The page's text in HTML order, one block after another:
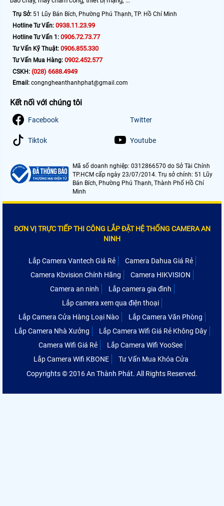
Trụ Sở: 51 Lũy Bán Bích, Phường Phú Thạnh, TP. Hồ Chí Minh
Hotline Tư Vấn: 0938.11.23.99
Hotline Tư Vấn 1: 0906.72.73.77
Tư Vấn Kỹ Thuật: 0906.855.330
Tư Vấn Mua Hàng: 0902.452.577
CSKH: (028) 6688.4949
Email: congngheanthanhphat@gmail.com
Kết nối với chúng tôi
Facebook Twitter
Tiktok Youtube
Mã số doanh nghiệp: 0312866570 do Sở Tài Chính
TP.HCM cấp ngày 23/07/2014. Trụ sở chính: 51 Lũy
Bán Bích, Phường Phú Thạnh, Thành Phố Hồ Chí
Minh
ĐƠN VỊ TRỰC TIẾP THI CÔNG LẮP ĐẶT HỆ THỐNG CAMERA AN
NINH
Lắp Camera Vantech Giá Rẻ
Camera Dahua Giá Rẻ
Camera Kbvision Chính Hãng
Camera HIKVISION
Camera an ninh
Lắp camera gia đình
Lắp camera xem qua điện thoại
Lắp Camera Cửa Hàng Loại Nào
Lắp Camera Văn Phòng
Lắp Camera Nhà Xưởng
Lắp Camera Wifi Giá Rẻ Không Dây
Camera Wifi Giá Rẻ
Lắp Camera Wifi YooSee
Lắp Camera Wifi KBONE
Tư Vấn Mua Khóa Cửa
Copyrights © 2016 An Thành Phát. All Rights Reserved.